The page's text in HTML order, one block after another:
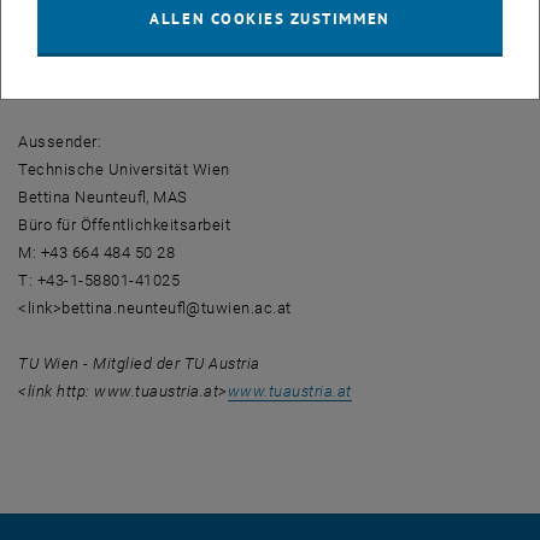
T: +43 1-58801-36244
Aussender:
Technische Universität Wien
Bettina Neunteufl, MAS
Büro für Öffentlichkeitsarbeit
M: +43 664 484 50 28
T: +43-1-58801-41025
<link>bettina.neunteufl@tuwien.ac.at
TU Wien - Mitglied der TU Austria
<link http: www.tuaustria.at> www.tuaustria.at
ALLEN COOKIES ZUSTIMMEN